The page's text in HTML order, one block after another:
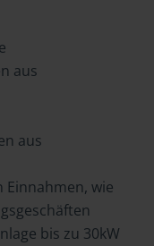
aus
aus
wie
bis zu 30kW